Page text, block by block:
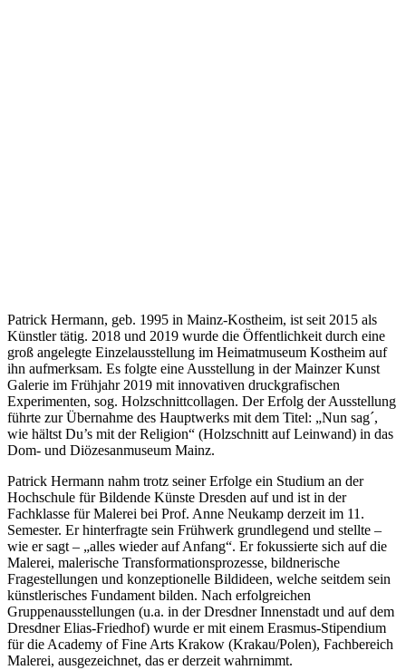
Patrick Hermann, geb. 1995 in Mainz-Kostheim, ist seit 2015 als
Künstler tätig. 2018 und 2019 wurde die Öffentlichkeit durch eine
groß angelegte Einzelausstellung im Heimatmuseum Kostheim auf
ihn aufmerksam. Es folgte eine Ausstellung in der Mainzer Kunst
Galerie im Frühjahr 2019 mit innovativen druckgrafischen
Experimenten, sog. Holzschnittcollagen. Der Erfolg der Ausstellung
führte zur Übernahme des Hauptwerks mit dem Titel: „Nun sag´,
wie hältst Du’s mit der Religion“ (Holzschnitt auf Leinwand) in das
Dom- und Diözesanmuseum Mainz.
Patrick Hermann nahm trotz seiner Erfolge ein Studium an der
Hochschule für Bildende Künste Dresden auf und ist in der
Fachklasse für Malerei bei Prof. Anne Neukamp derzeit im 11.
Semester. Er hinterfragte sein Frühwerk grundlegend und stellte –
wie er sagt – „alles wieder auf Anfang“. Er fokussierte sich auf die
Malerei, malerische Transformationsprozesse, bildnerische
Fragestellungen und konzeptionelle Bildideen, welche seitdem sein
künstlerisches Fundament bilden. Nach erfolgreichen
Gruppenausstellungen (u.a. in der Dresdner Innenstadt und auf dem
Dresdner Elias-Friedhof) wurde er mit einem Erasmus-Stipendium
für die Academy of Fine Arts Krakow (Krakau/Polen), Fachbereich
Malerei, ausgezeichnet, das er derzeit wahrnimmt.